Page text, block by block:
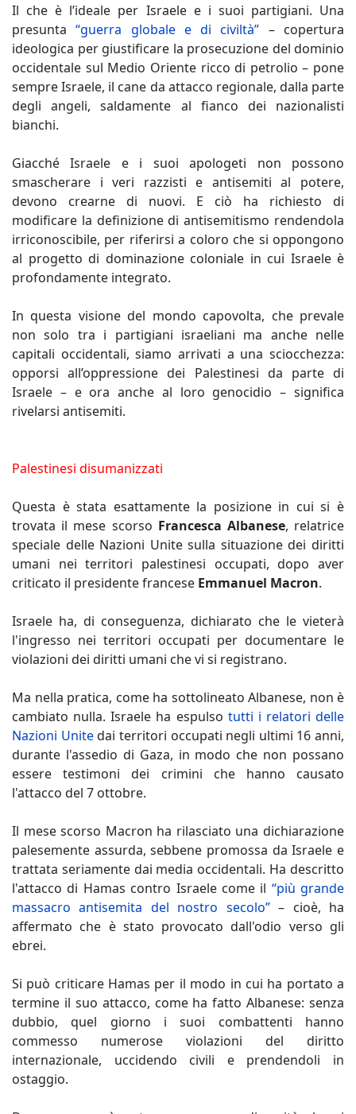
Il che è l’ideale per Israele e i suoi partigiani. Una
presunta“guerra globale e di civiltà” – copertura
ideologica per giustificare la prosecuzione del dominio
occidentale sul Medio Oriente ricco di petrolio – pone
sempre Israele, il cane da attacco regionale, dalla parte
degli angeli, saldamente al fianco dei nazionalisti
bianchi.
Giacché Israele e i suoi apologeti non possono
smascherare i veri razzisti e antisemiti al potere,
devono crearne di nuovi. E ciò ha richiesto di
modificare la definizione di antisemitismo rendendola
irriconoscibile, per riferirsi a coloro che si oppongono
al progetto di dominazione coloniale in cui Israele è
profondamente integrato.
In questa visione del mondo capovolta, che prevale
non solo tra i partigiani israeliani ma anche nelle
capitali occidentali, siamo arrivati a una sciocchezza:
opporsi all’oppressione dei Palestinesi da parte di
Israele – e ora anche al loro genocidio – significa
rivelarsi antisemiti.
Palestinesi disumanizzati
Questa è stata esattamente la posizione in cui si è
trovata il mese scorso Francesca Albanese, relatrice
speciale delle Nazioni Unite sulla situazione dei diritti
umani nei territori palestinesi occupati, dopo aver
criticato il presidente francese Emmanuel Macron.
Israele ha, di conseguenza, dichiarato che le vieterà
l'ingresso nei territori occupati per documentare le
violazioni dei diritti umani che vi si registrano.
Ma nella pratica, come ha sottolineato Albanese, non è
cambiato nulla. Israele ha espulso tutti i relatori delle
Nazioni Unitedai territori occupati negli ultimi 16 anni,
durante l'assedio di Gaza, in modo che non possano
essere testimoni dei crimini che hanno causato
l'attacco del 7 ottobre.
Il mese scorso Macron ha rilasciato una dichiarazione
palesemente assurda, sebbene promossa da Israele e
trattata seriamente dai media occidentali. Ha descritto
l'attacco di Hamas contro Israele come il “più grande
massacro antisemita del nostro secolo”– cioè, ha
affermato che è stato provocato dall'odio verso gli
ebrei.
Si può criticare Hamas per il modo in cui ha portato a
termine il suo attacco, come ha fatto Albanese: senza
dubbio, quel giorno i suoi combattenti hanno
commesso numerose violazioni del diritto
internazionale, uccidendo civili e prendendoli in
ostaggio.